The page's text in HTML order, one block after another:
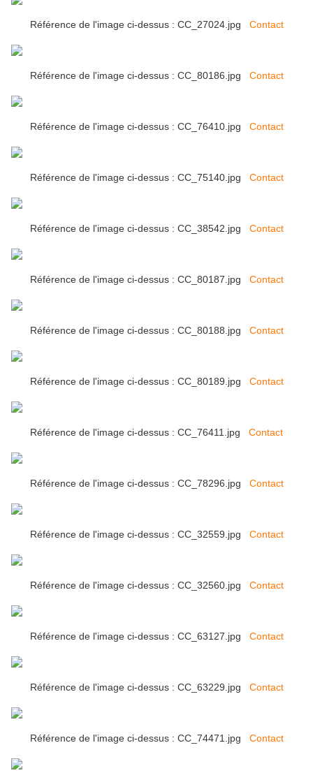
Référence de l'image ci-dessus : CC_27024.jpg Contact
Référence de l'image ci-dessus : CC_80186.jpg Contact
Référence de l'image ci-dessus : CC_76410.jpg Contact
Référence de l'image ci-dessus : CC_75140.jpg Contact
Référence de l'image ci-dessus : CC_38542.jpg Contact
Référence de l'image ci-dessus : CC_80187.jpg Contact
Référence de l'image ci-dessus : CC_80188.jpg Contact
Référence de l'image ci-dessus : CC_80189.jpg Contact
Référence de l'image ci-dessus : CC_76411.jpg Contact
Référence de l'image ci-dessus : CC_78296.jpg Contact
Référence de l'image ci-dessus : CC_32559.jpg Contact
Référence de l'image ci-dessus : CC_32560.jpg Contact
Référence de l'image ci-dessus : CC_63127.jpg Contact
Référence de l'image ci-dessus : CC_63229.jpg Contact
Référence de l'image ci-dessus : CC_74471.jpg Contact